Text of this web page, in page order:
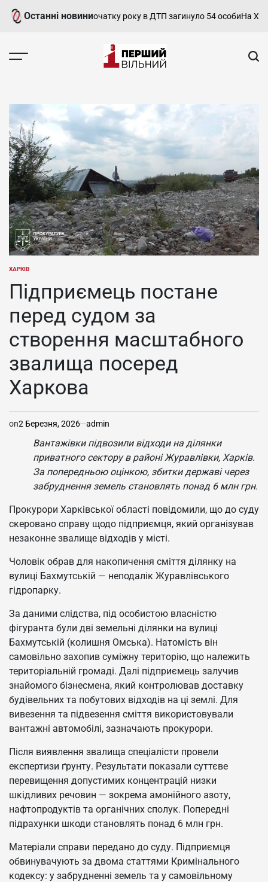
Перейти
Останні новини
від початку року в ДТП загинуло 54 особиНа
харківський,
новини
Харкова
та
області
ОПУБЛІКУВАТИ
ХАРКІВ
Підприємець постане
перед судом за
створення масштабного
звалища посеред
Харкова
on2 Березня, 2026 admin
Вантажівки підвозили відходи на ділянки
приватного сектору в районі Журавлівки, Харків.
За попередньою оцінкою, збитки державі через
забруднення земель становлять понад 6 млн грн.
Прокурори Харківської області повідомили, що до суду
скеровано справу щодо підприємця, який організував
незаконне звалище відходів у місті.
Чоловік обрав для накопичення сміття ділянку на
вулиці Бахмутській — неподалік Журавлівського
гідропарку.
За даними слідства, під особистою власністю
фігуранта були дві земельні ділянки на вулиці
Бахмутській (колишня Омська). Натомість він
самовільно захопив суміжну територію, що належить
територіальній громаді. Далі підприємець залучив
знайомого бізнесмена, який контролював доставку
будівельних та побутових відходів на ці землі. Для
вивезення та підвезення сміття використовували
вантажні автомобілі, зазначають прокурори.
Після виявлення звалища спеціалісти провели
експертизи ґрунту. Результати показали суттєве
перевищення допустимих концентрацій низки
шкідливих речовин — зокрема амонійного азоту,
нафтопродуктів та органічних сполук. Попередні
підрахунки шкоди становлять понад 6 млн грн.
Матеріали справи передано до суду. Підприємця
обвинувачують за двома статтями Кримінального
кодексу: у забрудненні земель та у самовільному